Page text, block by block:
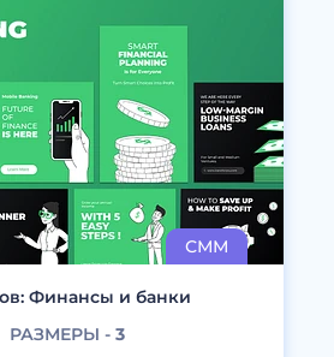
Финансы и банки
РАЗМЕРЫ - 3